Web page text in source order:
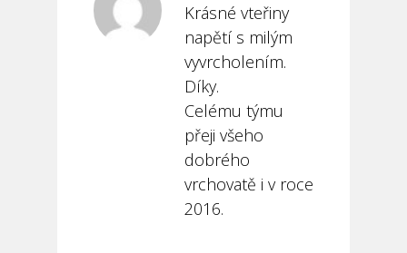
Krásné vteřiny
napětí s milým
vyvrcholením.
Díky.
Celému týmu
přeji všeho
dobrého
vrchovatě i v roce
2016.